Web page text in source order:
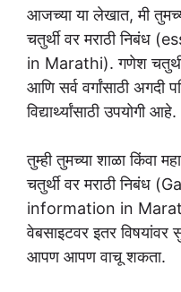
आजच्या या लेखात, मी
चतुर्थी वर मराठी निबंध
in Marathi). गणेश चतुर्थी
आणि सर्व वर्गांसाठी अगदी
विद्यार्थ्यांसाठी उपयोगी आहे.
तुम्ही तुमच्या शाळा किंवा
चतुर्थी वर मराठी निबंध
information in
वेबसाइटवर इतर विषयांवर
आपण आपण वाचू शकता.